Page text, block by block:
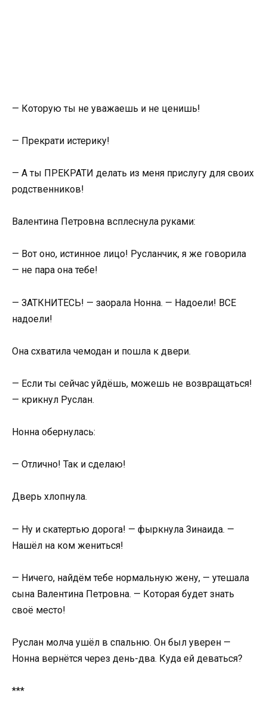
— Которую ты не уважаешь и не ценишь!
— Прекрати истерику!
— А ты ПРЕКРАТИ делать из меня прислугу для своих
родственников!
Валентина Петровна всплеснула руками:
— Вот оно, истинное лицо! Русланчик, я же говорила
— не пара она тебе!
— ЗАТКНИТЕСЬ! — заорала Нонна. — Надоели! ВСЕ
надоели!
Она схватила чемодан и пошла к двери.
— Если ты сейчас уйдёшь, можешь не возвращаться!
— крикнул Руслан.
Нонна обернулась:
— Отлично! Так и сделаю!
Дверь хлопнула.
— Ну и скатертью дорога! — фыркнула Зинаида. —
Нашёл на ком жениться!
— Ничего, найдём тебе нормальную жену, — утешала
сына Валентина Петровна. — Которая будет знать
своё место!
Руслан молча ушёл в спальню. Он был уверен —
Нонна вернётся через день-два. Куда ей деваться?
***